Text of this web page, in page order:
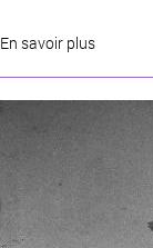
En savoir plus